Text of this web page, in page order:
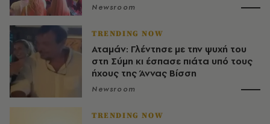
Newsroom
TRENDING NOW
Αταμάν: Γλέντησε με την ψυχή του
στη Σύμη κι έσπασε πιάτα υπό τους
ήχους της Άννας Βίσση
Newsroom
TRENDING NOW